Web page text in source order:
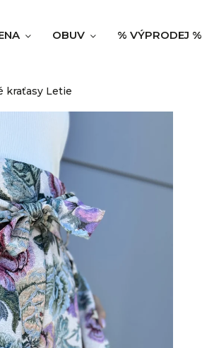
OBUV % VÝPRODEJ %
kraťasy Letie